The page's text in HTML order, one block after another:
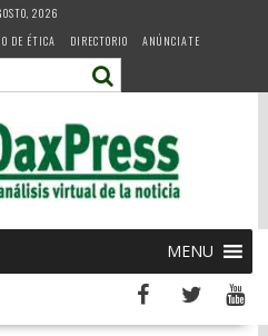
2026
DE ÉTICA DIRECTORIO ANÚNCIATE
MENU